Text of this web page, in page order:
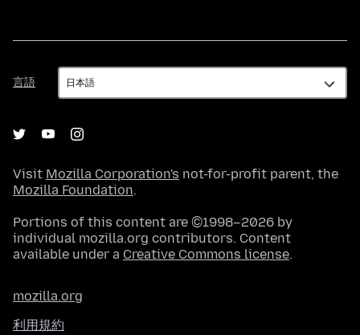
言語
言
語
Visit Mozilla Corporation's not-for-profit parent, the
Mozilla Foundation.
Portions of this content are ©1998–2026 by
individual mozilla.org contributors. Content
available under a Creative Commons license.
mozilla.org
利用規約